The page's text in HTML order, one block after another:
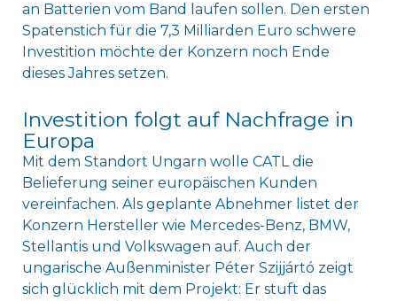
an Batterien vom Band laufen sollen. Den ersten
Spatenstich für die 7,3 Milliarden Euro schwere
Investition möchte der Konzern noch Ende
dieses Jahres setzen.
Investition folgt auf Nachfrage in
Europa
Mit dem Standort Ungarn wolle CATL die
Belieferung seiner europäischen Kunden
vereinfachen. Als geplante Abnehmer listet der
Konzern Hersteller wie Mercedes-Benz, BMW,
Stellantis und Volkswagen auf. Auch der
ungarische Außenminister Péter Szijjártó zeigt
sich glücklich mit dem Projekt: Er stuft das